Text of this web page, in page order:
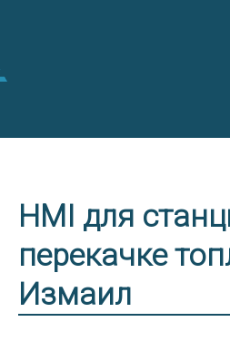
HMI для
перекачке
Измаил